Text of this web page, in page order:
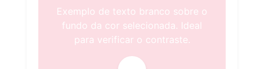
Exemplo de texto branco sobre o
fundo da cor selecionada. Ideal
para verificar o contraste.